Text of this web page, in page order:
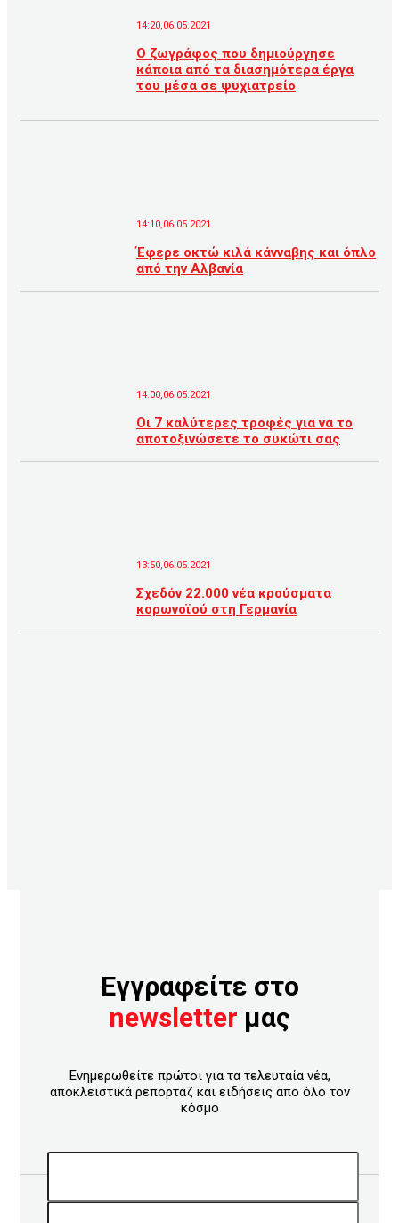
14:20,06.05.2021
Ο ζωγράφος που δημιούργησε
κάποια από τα διασημότερα έργα
του μέσα σε ψυχιατρείο
14:10,06.05.2021
Έφερε οκτώ κιλά κάνναβης και όπλο
από την Αλβανία
14:00,06.05.2021
Οι 7 καλύτερες τροφές για να το
αποτοξινώσετε το συκώτι σας
13:50,06.05.2021
Σχεδόν 22.000 νέα κρούσματα
κορωνοϊού στη Γερμανία
Εγγραφείτε στο
newsletter μας
Ενημερωθείτε πρώτοι για τα τελευταία νέα,
αποκλειστικά ρεπορταζ και ειδήσεις απο όλο τον
κόσμο